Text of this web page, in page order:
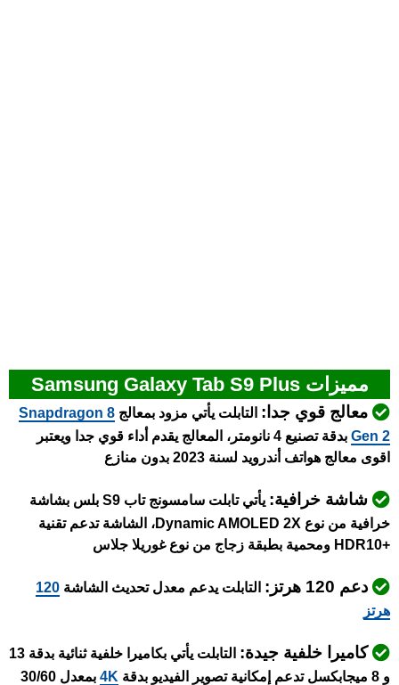
مميزات Samsung Galaxy Tab S9 Plus
معالج قوي جدا: التابلت يأتي مزود بمعالج Snapdragon 8
Gen 2
بدقة تصنيع 4 نانومتر، المعالج يقدم أداء قوي جدا ويعتبر
اقوى معالج هواتف أندرويد لسنة 2023 بدون منازع
شاشة خرافية:
يأتي تابلت سامسونج تاب S9 بلس بشاشة
خرافية من نوع Dynamic AMOLED 2X، الشاشة تدعم تقنية
+HDR10 ومحمية بطبقة زجاج من نوع غوريلا جلاس
دعم 120 هرتز: التابلت يدعم معدل تحديث الشاشة 120
هرتز
كاميرا خلفية جيدة:
التابلت يأتي بكاميرا خلفية ثنائية بدقة 13
و 8 ميجابكسل تدعم إمكانية تصوير الفيديو بدقة
4K
بمعدل 30/60